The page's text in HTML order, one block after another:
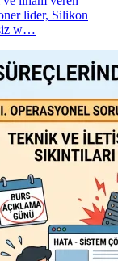
lider, Silikon
w…